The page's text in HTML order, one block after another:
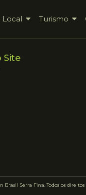
Local Turismo
Site
Brasil Serra Fina. Todos os